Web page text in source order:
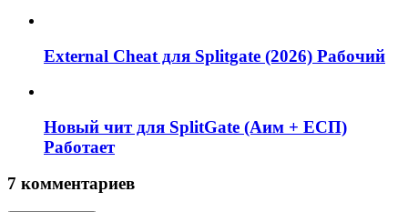
External Cheat для Splitgate (2026) Рабочий
Новый чит для SplitGate (Аим + ЕСП)
Работает
7 комментариев